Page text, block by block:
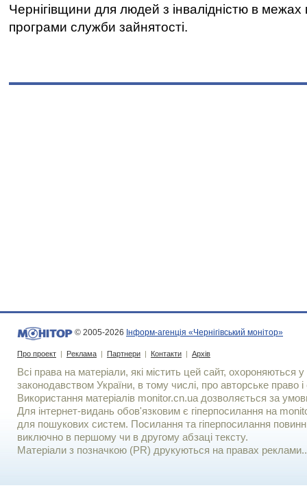
Чернігівщини для людей з інвалідністю в межах
програми служби зайнятості.
© 2005-2026 Інформ-агенція «Чернігівський монітор»
Про проект | Реклама | Партнери | Контакти | Архів
Всі права на матеріали, які містить цей сайт, охороняються у
законодавством України, в тому числі, про авторське право і
Використання матерiалiв monitor.cn.ua дозволяється за
Для iнтернет-видань обов'язковим є гiперпосилання на
для пошукових систем. Посилання та гіперпосилання
виключно в першому чи в другому абзаці тексту.
Матеріали з позначкою (PR) друкуються на правах реклами..